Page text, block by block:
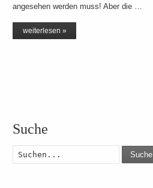
angesehen werden muss! Aber die …
weiterlesen »
Suche
Suche